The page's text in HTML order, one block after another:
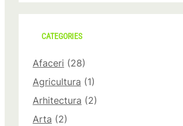
CATEGORIES
Afaceri (28)
Agricultura (1)
Arhitectura (2)
Arta (2)